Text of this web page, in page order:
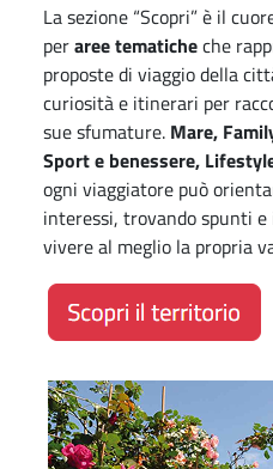
La sezione “Scopri” è il
peraree tematicheche
proposte di viaggio della
curiosità e itinerari per
sue sfumature. Mare,
Sport e benessere,
ogni viaggiatore può
interessi, trovando spunti
vivere al meglio la propria